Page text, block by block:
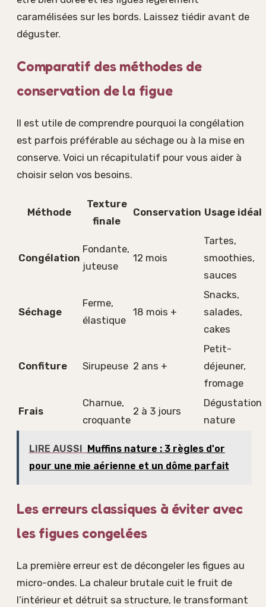
caramélisées sur les bords. Laissez tiédir avant de
déguster.
Comparatif des méthodes de
conservation de la figue
Il est utile de comprendre pourquoi la congélation
est parfois préférable au séchage ou à la mise en
conserve. Voici un récapitulatif pour vous aider à
choisir selon vos besoins.
Méthode
Texture
finale
Conservation Usage idéal
Congélation
Fondante,
juteuse
12 mois
Tartes,
smoothies,
sauces
Séchage
Ferme,
élastique
18 mois +
Snacks,
salades,
cakes
Confiture Sirupeuse 2 ans +
Petit-
déjeuner,
fromage
Frais
Charnue,
croquante
2 à 3 jours
Dégustation
nature
LIRE AUSSI
Muffins nature : 3 règles d'or
pour une mie aérienne et un dôme parfait
Les erreurs classiques à éviter avec
les figues congelées
La première erreur est de décongeler les figues au
micro-ondes. La chaleur brutale cuit le fruit de
l’intérieur et détruit sa structure, le transformant